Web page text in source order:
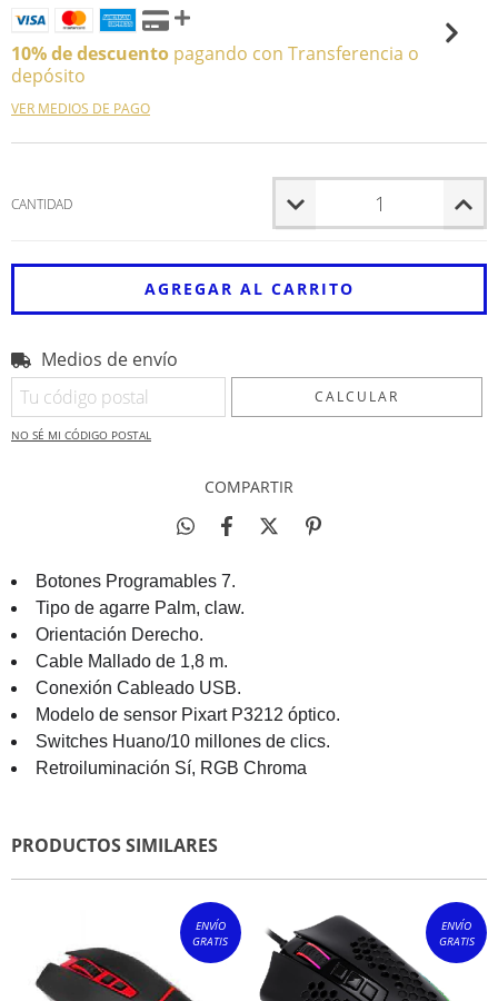
10% de descuento pagando con Transferencia o
depósito
VER MEDIOS DE PAGO
CANTIDAD
Entregas para el CP:
Medios de envío
CALCULAR
NO SÉ MI CÓDIGO POSTAL
COMPARTIR
Botones Programables 7.
Tipo de agarre Palm, claw.
Orientación Derecho.
Cable Mallado de 1,8 m.
Conexión Cableado USB.
Modelo de sensor Pixart P3212 óptico.
Switches Huano/10 millones de clics.
Retroiluminación Sí, RGB Chroma
PRODUCTOS SIMILARES
ENVÍO
GRATIS
ENVÍO
GRATIS